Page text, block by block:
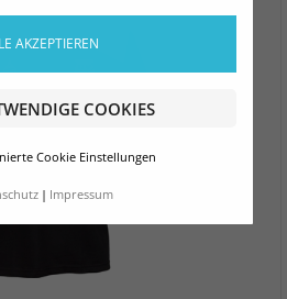
AKZEPTIEREN
COOKIES
Cookie Einstellungen
Impressum